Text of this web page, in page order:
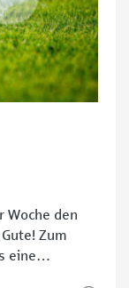
Woche den
Zum
eine